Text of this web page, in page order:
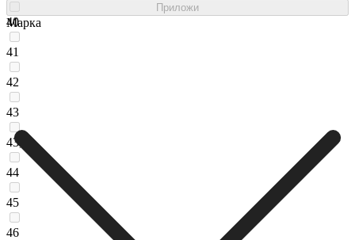
40
41
42
43
43,5
44
45
46
Приложи
Марка